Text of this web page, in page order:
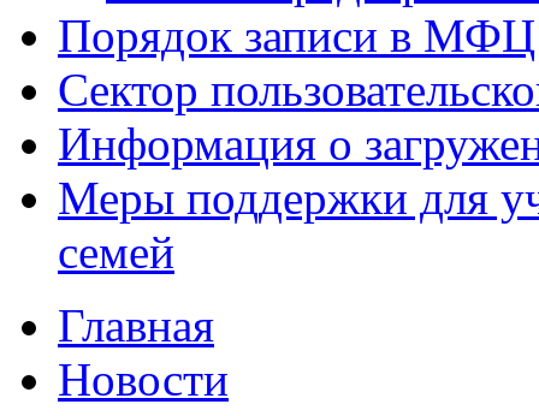
Порядок записи в МФЦ
Сектор
Информация о
Меры поддержки для
семей
Главная
Новости